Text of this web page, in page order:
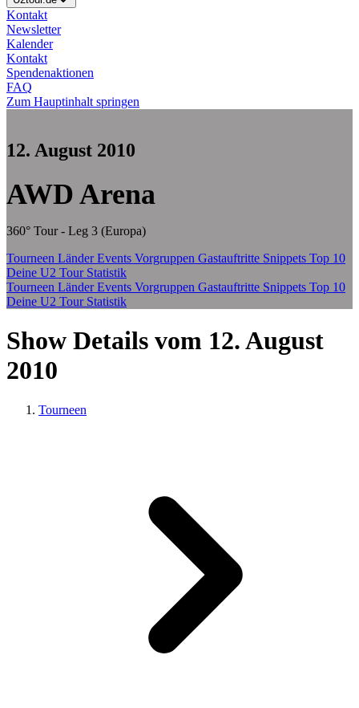
Kontakt
Newsletter
Kalender
Kontakt
Spendenaktionen
FAQ
Zum Hauptinhalt springen
12. August 2010
AWD Arena
360° Tour - Leg 3 (Europa)
Tourneen LänderEvents Vorgruppen Gastauftritte Snippets Top 10
Deine U2 Tour Statistik
Tourneen LänderEvents Vorgruppen Gastauftritte Snippets Top 10
Deine U2 Tour Statistik
Show Details vom 12. August
2010
Tourneen